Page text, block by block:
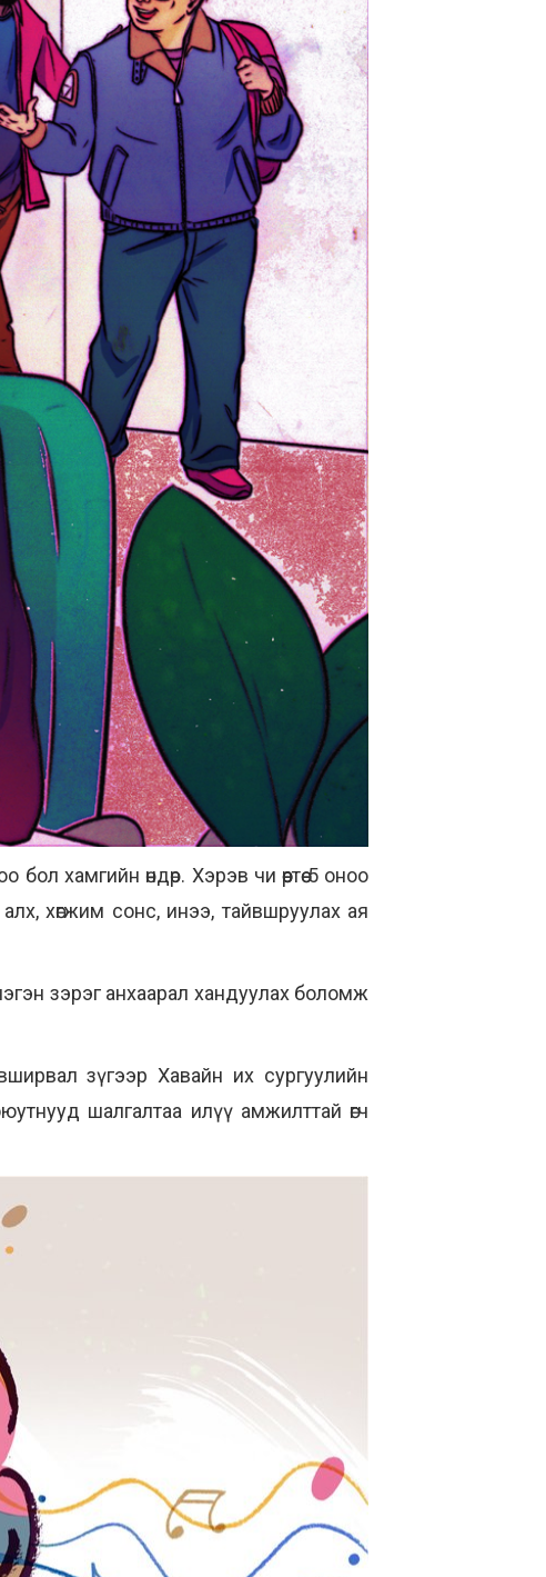
хамгийн өндөр. Хэрэв чи өөртөө 5 оноо
хөгжим сонс, инээ, тайвшруулах ая
зэрэг анхаарал хандуулах боломж
зүгээр Хавайн их сургуулийн
шалгалтаа илүү амжилттай өгч